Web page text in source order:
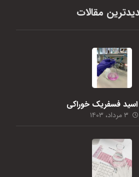
مقالات
اسید فسفریک خوراکی
۳ مرداد، ۱۴۰۳